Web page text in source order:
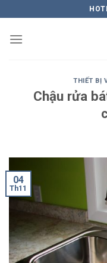
content
THIẾT BỊ
Chậu rửa
04
Th11